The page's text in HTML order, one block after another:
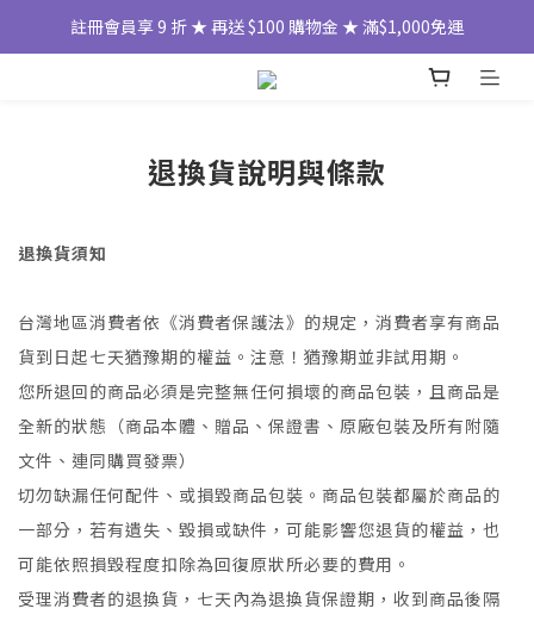
註冊會員享 9 折 ★ 再送 $100 購物金 ★ 滿$1,000免運
退換貨說明與條款
退換貨須知
台灣地區消費者依《消費者保護法》的規定，消費者享有商品
貨到日起七天猶豫期的權益。注意！猶豫期並非試用期。
您所退回的商品必須是完整無任何損壞的商品包裝，且商品是
全新的狀態（商品本體、贈品、保證書、原廠包裝及所有附隨
文件、連同購買發票）
切勿缺漏任何配件、或損毀商品包裝。商品包裝都屬於商品的
一部分，若有遺失、毀損或缺件，可能影響您退貨的權益，也
可能依照損毀程度扣除為回復原狀所必要的費用。
受理消費者的退換貨，七天內為退換貨保證期，收到商品後隔